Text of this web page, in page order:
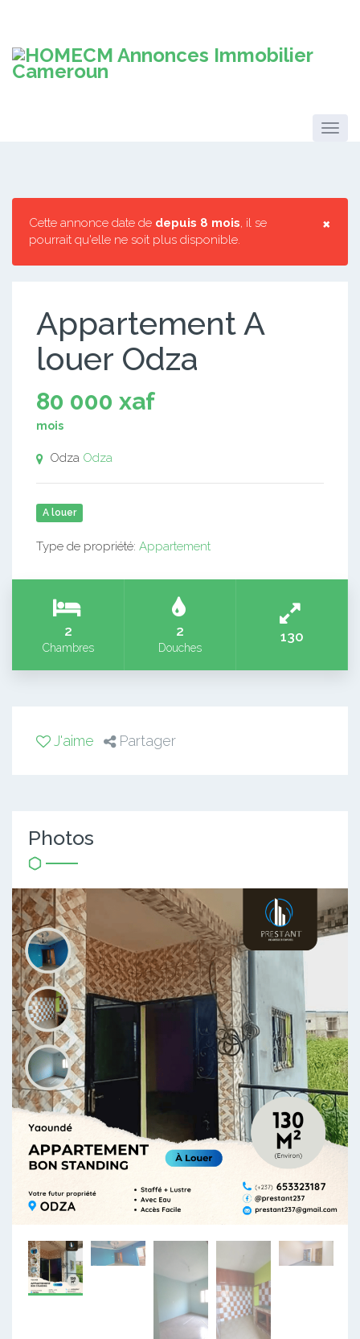
×
Cette annonce date de depuis 8 mois, il se
pourrait qu'elle ne soit plus disponible.
Appartement A
louer Odza
80 000 xaf
mois
Odza Odza
A louer
Type de propriété: Appartement
2
Chambres
2
Douches
130
J'aime Partager
Photos